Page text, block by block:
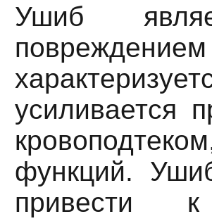
Ушиб
усиливается
функций.
привести